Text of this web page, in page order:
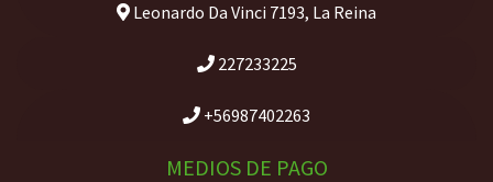
Leonardo Da Vinci 7193, La Reina
227233225
+56987402263
MEDIOS DE PAGO